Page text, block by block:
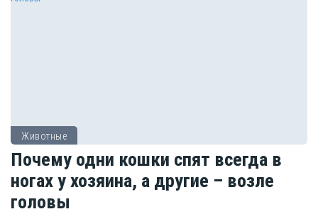
Животные
Почему одни кошки спят всегда в
ногах у хозяина, а другие – возле
головы